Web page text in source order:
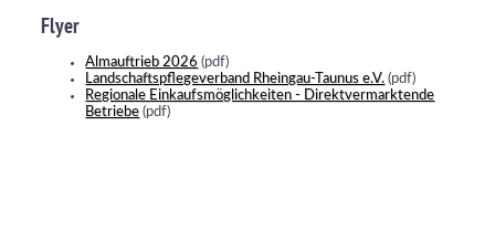
Flyer
Almauftrieb 2026 (pdf)
Landschaftspflegeverband Rheingau-Taunus e.V. (pdf)
Regionale Einkaufsmöglichkeiten - Direktvermarktende
Betriebe (pdf)